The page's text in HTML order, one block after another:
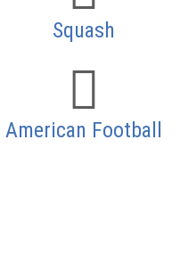
Squash
American Football